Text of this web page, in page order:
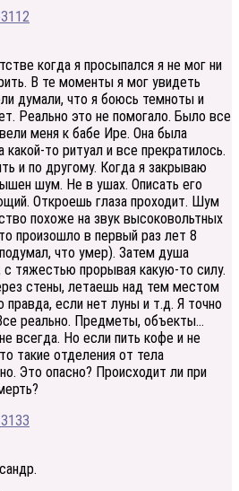
когда я просыпался я не мог ни
В те моменты я мог увидеть
думали, что я боюсь темноты и
Реально это не помогало. Было все
меня к бабе Ире. Она была
то ритуал и все прекратилось.
и по другому. Когда я закрываю
шум. Не в ушах. Описать его
Откроешь глаза проходит. Шум
похоже на звук высоковольтных
произошло в первый раз лет 8
что умер). Затем душа
c тяжестью прорывая какую-то силу.
стены, летаешь над тем местом
правда, если нет луны и т.д. Я точно
реально. Предметы, объекты…
всегда. Но если пить кофе и не
такие отделения от тела
Это опасно? Происходит ли при